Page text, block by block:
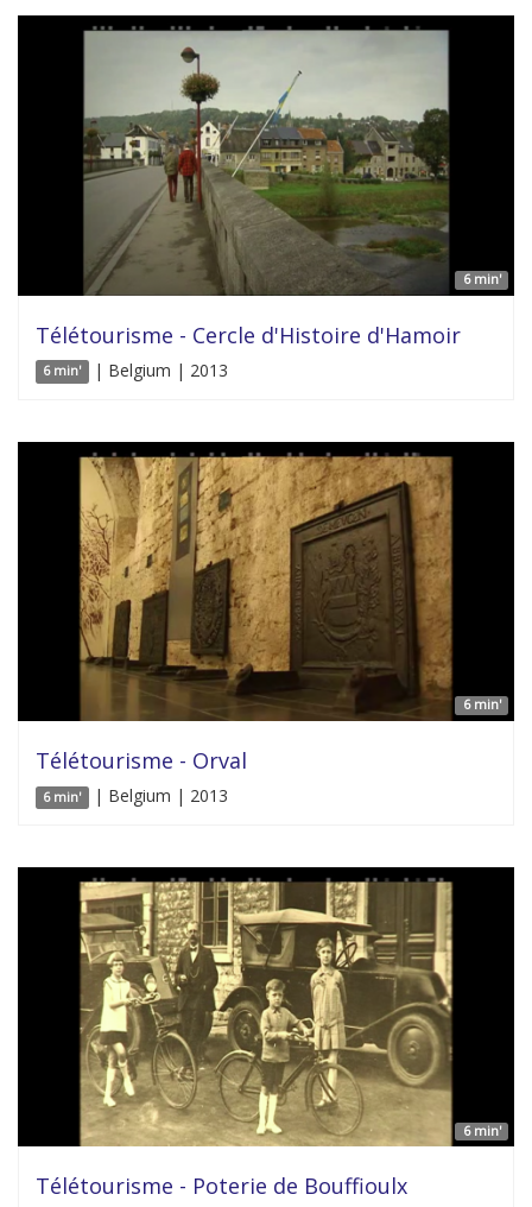
6 min'
Télétourisme - Cercle d'Histoire d'Hamoir
6 min' | Belgium | 2013
6 min'
Télétourisme - Orval
6 min' | Belgium | 2013
6 min'
Télétourisme - Poterie de Bouffioulx